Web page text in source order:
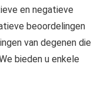
en negatieve
beoordelingen
van degenen die
bieden u enkele